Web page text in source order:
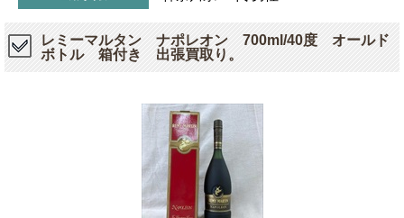
レミーマルタン ナポレオン 700ml/40度 オールド
ボトル 箱付き 出張買取り。